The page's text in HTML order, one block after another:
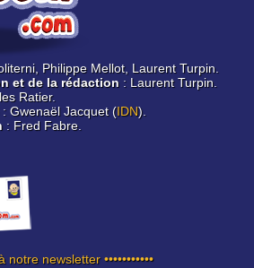
Philippe Mellot, Laurent Turpin.
et de la rédaction : Laurent Turpin.
Ratier.
: Gwenaël Jacquet (IDN).
: Fred Fabre.
notre newsletter •••••••••••